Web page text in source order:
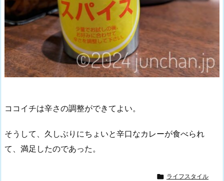
ココイチは辛さの調整ができてよい。
そうして、久しぶりにちょいと辛口なカレーが食べられ
て、満足したのであった。
 ライフスタイル